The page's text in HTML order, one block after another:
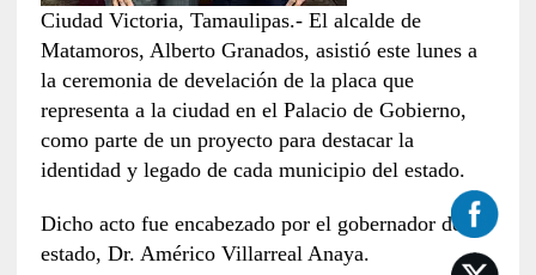
Ciudad Victoria, Tamaulipas.- El alcalde de
Matamoros, Alberto Granados, asistió este lunes a
la ceremonia de develación de la placa que
representa a la ciudad en el Palacio de Gobierno,
como parte de un proyecto para destacar la
identidad y legado de cada municipio del estado.
Dicho acto fue encabezado por el gobernador del
estado, Dr. Américo Villarreal Anaya.